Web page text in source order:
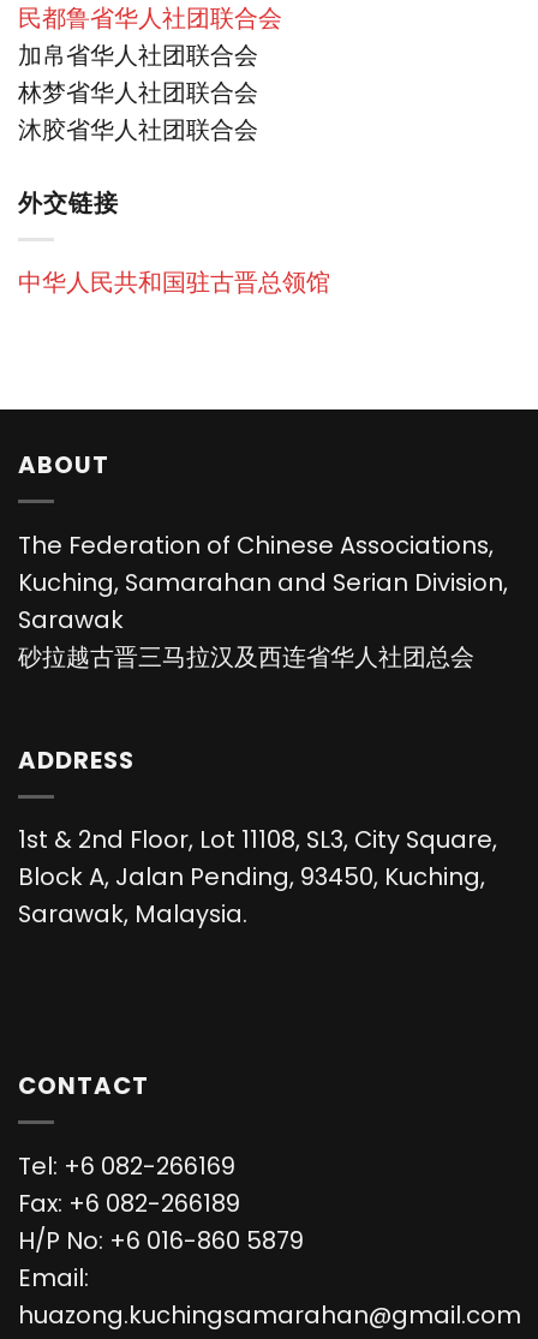
民都鲁省华人社团联合会
加帛省华人社团联合会
林梦省华人社团联合会
沐胶省华人社团联合会
外交链接
中华人民共和国驻古晋总领馆
ABOUT
The Federation of Chinese Associations,
Kuching, Samarahan and Serian Division,
Sarawak
砂拉越古晋三马拉汉及西连省华人社团总会
ADDRESS
1st & 2nd Floor, Lot 11108, SL3, City Square,
Block A, Jalan Pending, 93450, Kuching,
Sarawak, Malaysia.
CONTACT
Tel: +6 082-266169
Fax: +6 082-266189
H/P No: +6 016-860 5879
Email:
huazong.kuchingsamarahan@gmail.com